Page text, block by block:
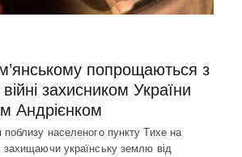
попрощаються з
захисником України
Андрієнком
поблизу населеного пункту Тихе на
захищаючи українську землю від